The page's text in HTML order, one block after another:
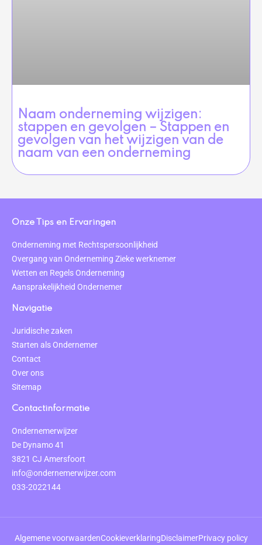
Naam onderneming wijzigen:
stappen en gevolgen – Stappen en
gevolgen van het wijzigen van de
naam van een onderneming
Onze Tips en Ervaringen
Onderneming met Rechtspersoonlijkheid
Overgang van Onderneming Zieke werknemer
Wetten en Regels Onderneming
Aansprakelijkheid Ondernemer
Navigatie
Juridische zaken
Starten als Ondernemer
Contact
Over ons
Sitemap
Contactinformatie
Ondernemerwijzer
De Dynamo 41
3821 CJ Amersfoort
info@ondernemerwijzer.com
033-2022144
Algemene voorwaardenCookieverklaringDisclaimerPrivacy policy